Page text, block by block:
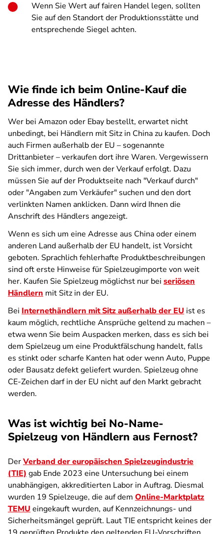
Wenn Sie Wert auf fairen Handel legen, sollten
Sie auf den Standort der Produktionsstätte und
entsprechende Siegel achten.
Wie finde ich beim Online-Kauf die
Adresse des Händlers?
Wer bei Amazon oder Ebay bestellt, erwartet nicht
unbedingt, bei Händlern mit Sitz in China zu kaufen. Doch
auch Firmen außerhalb der EU – sogenannte
Drittanbieter – verkaufen dort ihre Waren. Vergewissern
Sie sich immer, durch wen der Verkauf erfolgt. Dazu
müssen Sie auf der Produktseite nach "Verkauf durch"
oder "Angaben zum Verkäufer" suchen und den dort
verlinkten Namen anklicken. Dann wird Ihnen die
Anschrift des Händlers angezeigt.
Wenn es sich um eine Adresse aus China oder einem
anderen Land außerhalb der EU handelt, ist Vorsicht
geboten. Sprachlich fehlerhafte Produktbeschreibungen
sind oft erste Hinweise für Spielzeugimporte von weit
her. Kaufen Sie Spielzeug möglichst nur bei seriösen
Händlern mit Sitz in der EU.
Bei Internethändlern mit Sitz außerhalb der EU ist es
kaum möglich, rechtliche Ansprüche geltend zu machen –
etwa wenn Sie beim Auspacken merken, dass es sich bei
dem Spielzeug um eine Produktfälschung handelt, falls
es stinkt oder scharfe Kanten hat oder wenn Auto, Puppe
oder Bausatz defekt geliefert wurden. Spielzeug ohne
CE-Zeichen darf in der EU nicht auf den Markt gebracht
werden.
Was ist wichtig bei No-Name-
Spielzeug von Händlern aus Fernost?
DerVerband der europäischen Spielzeugindustrie
(TIE) gab Ende 2023 eine Untersuchung bei einem
unabhängigen, akkreditierten Labor in Auftrag. Diesmal
wurden 19 Spielzeuge, die auf dem Online-Marktplatz
TEMU eingekauft wurden, auf Kennzeichnungs- und
Sicherheitsmängel geprüft. Laut TIE entspricht keines der